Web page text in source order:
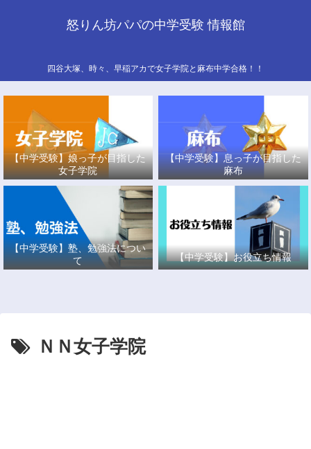
怒りん坊パパの中学受験 情報館
四谷大塚、時々、早稲アカで女子学院と麻布中学合格！！
【中学受験】娘っ子が目指した
女子学院
【中学受験】息っ子が目指した
麻布
【中学受験】塾、勉強法につい
て
【中学受験】お役立ち情報
ＮＮ女子学院